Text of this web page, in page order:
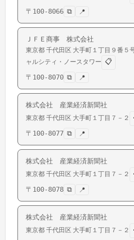
〒 100-8066 ⧉ 📍
ＪＦＥ商事 株式会社
東京都 千代田区 大手町 １丁目９番５
ャルシティ・ノースタワー 📋
〒 100-8070 ⧉ 📍
株式会社 産業経済新聞社
東京都 千代田区 大手町 １丁目７－２
〒 100-8077 ⧉ 📍
株式会社 産業経済新聞社
東京都 千代田区 大手町 １丁目７－２
〒 100-8078 ⧉ 📍
株式会社 産業経済新聞社
東京都 千代田区 大手町 １丁目７－２